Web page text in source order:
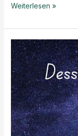
Was
Erotraverse
Fitness?
Weiterlesen »